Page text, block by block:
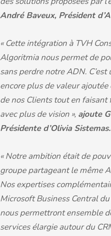
André Baveux, Président
« Cette intégration à TVH
Algoritmia nous permet de
sans perdre notre ADN.
encore plus de valeur ajoutée
de nos Clients tout en faisant
avec plus de vision », ajoute
Présidente d’Olivia Sistemas.
« Notre ambition était de
groupe partageant le même
Nos expertises
Microsoft Business Central
nous permettront ensemble
services élargie autour du